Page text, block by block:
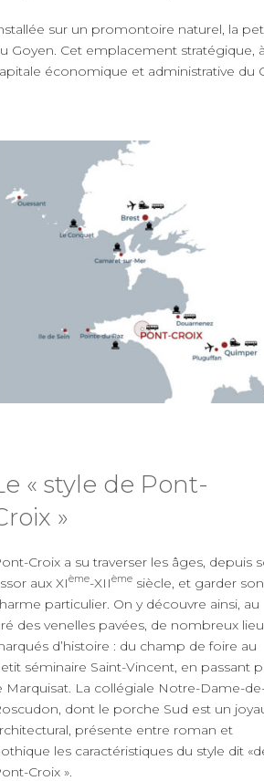
sur un promontoire naturel, la
Goyen. Cet emplacement stratégique,
économique et administrative du
« style de Pont-
»
Croix a su traverser les âges, depuis
aux XIème-XIIèmesiècle, et garder son
particulier. On y découvre ainsi, au
des venelles pavées, de nombreux
d’histoire : du champ de foire au
séminaire Saint-Vincent, en passant
Marquisat. La collégiale Notre-Dame-
dont le porche Sud est un
présente entre roman et
les caractéristiques du style dit
Croix ».